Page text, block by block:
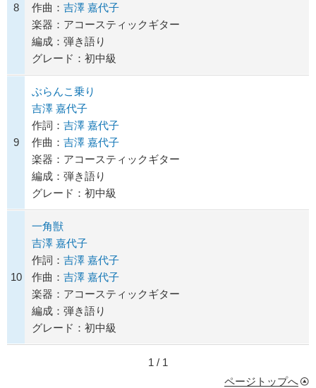
8
作曲： 吉澤 嘉代子
楽器：アコースティックギター
編成：弾き語り
グレード：初中級
9
ぶらんこ乗り
吉澤 嘉代子
作詞： 吉澤 嘉代子
作曲： 吉澤 嘉代子
楽器：アコースティックギター
編成：弾き語り
グレード：初中級
10
一角獣
吉澤 嘉代子
作詞： 吉澤 嘉代子
作曲： 吉澤 嘉代子
楽器：アコースティックギター
編成：弾き語り
グレード：初中級
1 / 1
ページトップへ